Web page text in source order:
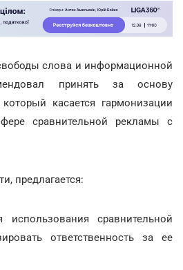
слова и информационной
принять за основу
касается гармонизации
сравнительной рекламы с
предлагается:
сравнительной
ответственность за ее